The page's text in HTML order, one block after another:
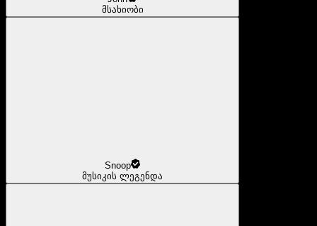
მსახიობი
Snoop
მუსიკის ლეგენდა